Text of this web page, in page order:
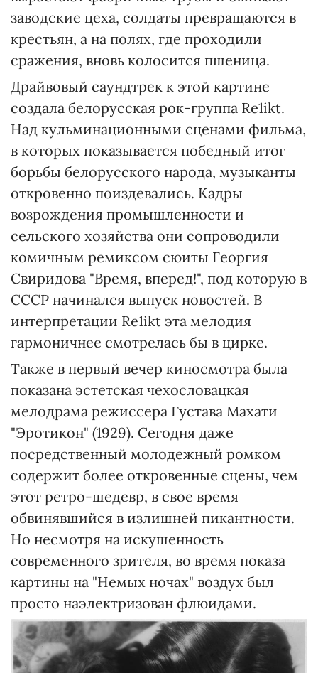
заводские цеха, солдаты превращаются в
крестьян, а на полях, где проходили
сражения, вновь колосится пшеница.
Драйвовый саундтрек к этой картине
создала белорусская рок-группа Re1ikt.
Над кульминационными сценами фильма,
в которых показывается победный итог
борьбы белорусского народа, музыканты
откровенно поиздевались. Кадры
возрождения промышленности и
сельского хозяйства они сопроводили
комичным ремиксом сюиты Георгия
Свиридова "Время, вперед!", под которую в
СССР начинался выпуск новостей. В
интерпретации Re1ikt эта мелодия
гармоничнее смотрелась бы в цирке.
Также в первый вечер киносмотра была
показана эстетская чехословацкая
мелодрама режиссера Густава Махати
"Эротикон" (1929). Сегодня даже
посредственный молодежный ромком
содержит более откровенные сцены, чем
этот ретро-шедевр, в свое время
обвинявшийся в излишней пикантности.
Но несмотря на искушенность
современного зрителя, во время показа
картины на "Немых ночах" воздух был
просто наэлектризован флюидами.